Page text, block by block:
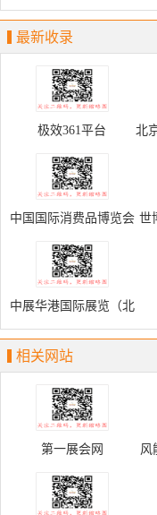
最新收录
极效361平台 北
中国国际消费品博览会 世
北
中展华港国际展览（北
京）有限公司
相关网站
第一展会网 风